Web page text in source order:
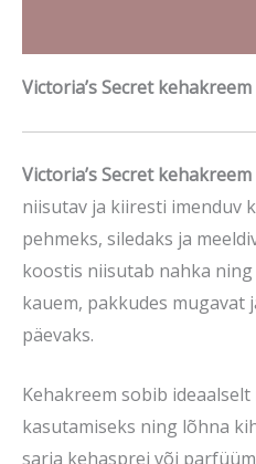
Victoria’s Secret
Victoria’s Secret
niisutav ja kiiresti imenduv
pehmeks, siledaks ja
koostis niisutab nahka
kauem, pakkudes
päevaks.
Kehakreem sobib ideaalselt
kasutamiseks ning lõhna
sarja kehasprei või